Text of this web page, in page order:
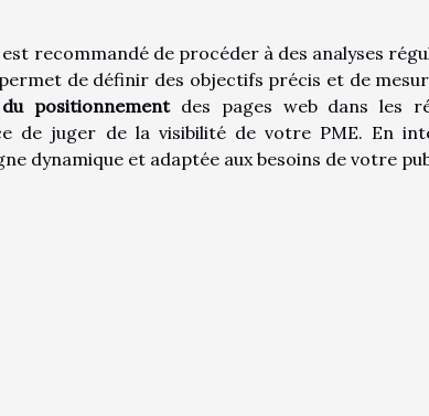
recommandé de procéder à des analyses
de définir des objectifs précis et de
positionnementdes pages web dans les
de juger de la visibilité de votre PME. En
dynamique et adaptée aux besoins de votre